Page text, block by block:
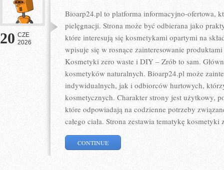
20 CZE
2026
Bioarp24.pl to platforma informacyjno-ofertowa,
pielęgnacji. Strona może być odbierana jako
które interesują się kosmetykami opartymi na
wpisuje się w rosnące zainteresowanie
Kosmetyki zero waste i DIY – Zrób to sam.
kosmetyków naturalnych. Bioarp24.pl może
indywidualnych, jak i odbiorców hurtowych,
kosmetycznych. Charakter strony jest użytkowy,
które odpowiadają na codzienne potrzeby
całego ciała. Strona zestawia tematykę kosmetyki
CONTINUE